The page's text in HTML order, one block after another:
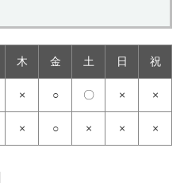
木 金 土 日 祝
× ○ 〇 × ×
× ○ × × ×